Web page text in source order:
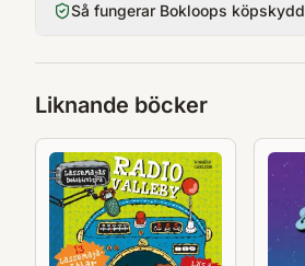
Så fungerar Bokloops köpskydd
Liknande böcker